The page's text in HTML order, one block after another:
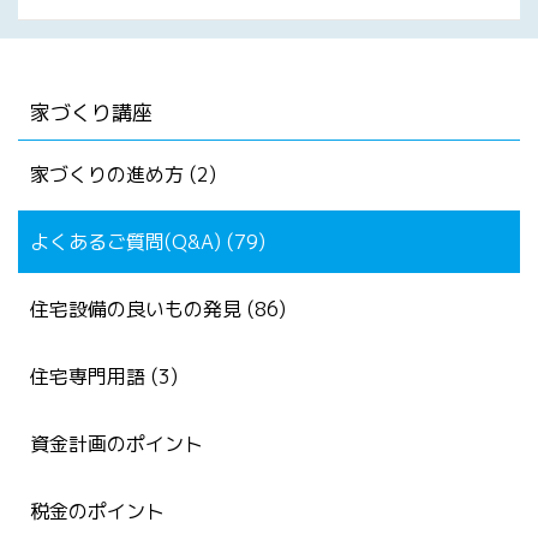
家づくり講座
家づくりの進め方 (2)
よくあるご質問(Q&A) (79)
住宅設備の良いもの発見 (86)
住宅専門用語 (3)
資金計画のポイント
税金のポイント